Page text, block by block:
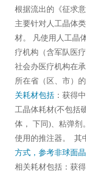
根据流出的《征求
主要针对人工晶体
材。
凡使用人工晶
疗机构（含军队医
社会办医疗机构在
所在省（区、市）
关耗材包括 ：获得
工晶体耗材(不包括
体， 下同)、粘弹剂
使用的推注器。
其
方式，参考非球面
相关耗材包括：获